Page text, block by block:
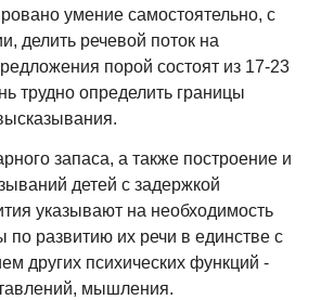
умение самостоятельно, с
делить речевой поток на
порой состоят из 17-23
трудно определить границы
запаса, а также построение и
детей с задержкой
указывают на необходимость
по развитию их речи в единстве с
других психических функций -
мышления.